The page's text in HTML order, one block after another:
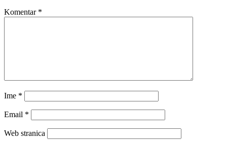
Komentar *
Ime *
Email *
Web stranica